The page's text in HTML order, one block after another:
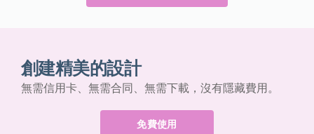
創建精美的設計
無需信用卡、無需合同、無需下載，沒有隱藏費用。
免費使用